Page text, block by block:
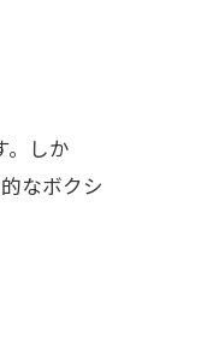
。しか
なボクシ